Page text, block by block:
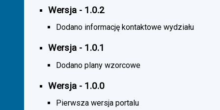
Wersja - 1.0.2
Dodano informację kontaktowe wydziału
Wersja - 1.0.1
Dodano plany wzorcowe
Wersja - 1.0.0
Pierwsza wersja portalu